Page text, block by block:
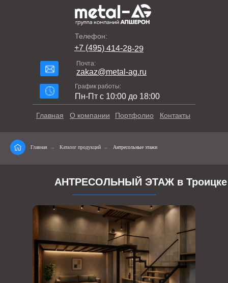
Телефон:
+7 (495) 414-28-29
Почта:
zakaz@metal-ag.ru
График работы:
Пн-Пт с 10:00 до 18:00
Контакты
Портфолио
О компании
Главная
Главная → Каталог продукций → Антресольные этажи
АНТРЕСОЛЬНЫЙ ЭТАЖ в Троицке